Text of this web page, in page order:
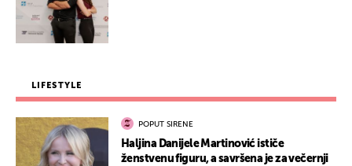
LIFESTYLE
POPUT SIRENE
Haljina Danijele Martinović ističe
ženstvenu figuru, a savršena je za večernji